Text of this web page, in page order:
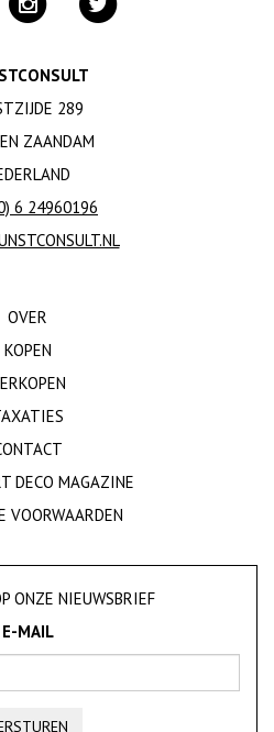
289
ZAANDAM
6 24960196
OVER
KOPEN
DECO MAGAZINE
VOORWAARDEN
ONZE NIEUWSBRIEF
E-MAIL